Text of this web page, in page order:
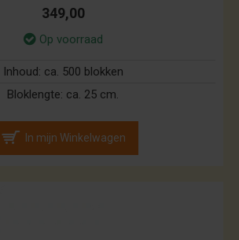
349,00
Op voorraad
Inhoud: ca. 500 blokken
Bloklengte: ca. 25 cm.
In mijn Winkelwagen